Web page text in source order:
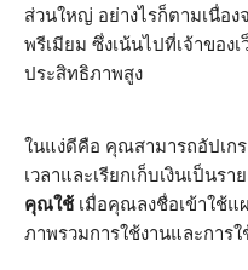
ส่วนใหญ่ อย่างไรก็ตามเนื่อ
พรีเมียม ซึ่งเน้นไปที่เจ้าของ
ประสิทธิภาพสูง
ในแง่ดีคือ คุณสามารถอัปเก
เวลาและเรียกเก็บเงินเป็นรา
คุณใช้ เมื่อคุณลงชื่อเข้าใช้
ภาพรวมการใช้งานและการ